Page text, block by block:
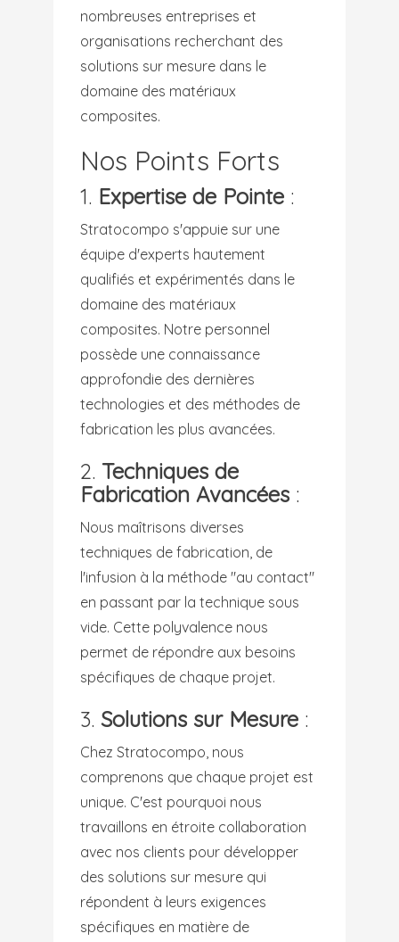
nombreuses entreprises et
organisations recherchant des
solutions sur mesure dans le
domaine des matériaux
composites.
Nos Points Forts
1. Expertise de Pointe :
Stratocompo s'appuie sur une
équipe d'experts hautement
qualifiés et expérimentés dans le
domaine des matériaux
composites. Notre personnel
possède une connaissance
approfondie des dernières
technologies et des méthodes de
fabrication les plus avancées.
2. Techniques de
Fabrication Avancées :
Nous maîtrisons diverses
techniques de fabrication, de
l'infusion à la méthode "au contact"
en passant par la technique sous
vide. Cette polyvalence nous
permet de répondre aux besoins
spécifiques de chaque projet.
3. Solutions sur Mesure :
Chez Stratocompo, nous
comprenons que chaque projet est
unique. C'est pourquoi nous
travaillons en étroite collaboration
avec nos clients pour développer
des solutions sur mesure qui
répondent à leurs exigences
spécifiques en matière de